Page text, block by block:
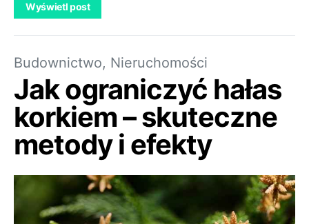
Wyświetl post
Budownictwo, Nieruchomości
Jak ograniczyć hałas
korkiem – skuteczne
metody i efekty